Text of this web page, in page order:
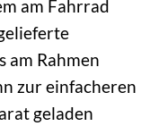
am Fahrrad
am Rahmen
zur einfacheren
geladen